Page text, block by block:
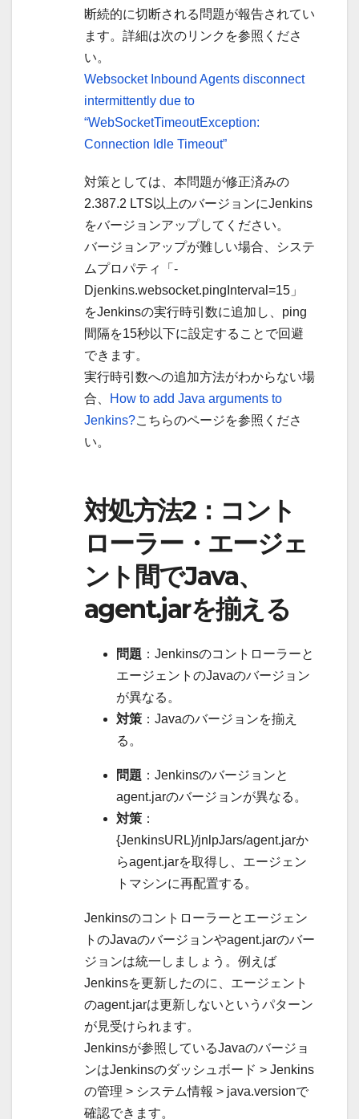
断続的に切断される問題が報告されてい
ます。詳細は次のリンクを参照くださ
い。
Websocket Inbound Agents disconnect
intermittently due to
“WebSocketTimeoutException:
Connection Idle Timeout”
対策としては、本問題が修正済みの
2.387.2 LTS以上のバージョンにJenkins
をバージョンアップしてください。
バージョンアップが難しい場合、システ
ムプロパティ「-
Djenkins.websocket.pingInterval=15」
をJenkinsの実行時引数に追加し、ping
間隔を15秒以下に設定することで回避
できます。
実行時引数への追加方法がわからない場
合、
How to add Java arguments to
Jenkins?こちらのページを参照くださ
い。
対処方法2：コント
ローラー・エージェ
ント間でJava、
agent.jarを揃える
問題 ：Jenkinsのコントローラーと
エージェントのJavaのバージョン
が異なる。
対策 ：Javaのバージョンを揃え
る。
問題 ：Jenkinsのバージョンと
agent.jarのバージョンが異なる。
対策 ：
{JenkinsURL}/jnlpJars/agent.jarか
らagent.jarを取得し、エージェン
トマシンに再配置する。
Jenkinsのコントローラーとエージェン
トのJavaのバージョンやagent.jarのバー
ジョンは統一しましょう。例えば
Jenkinsを更新したのに、エージェント
のagent.jarは更新しないというパターン
が見受けられます。
Jenkinsが参照しているJavaのバージョ
ンはJenkinsのダッシュボード > Jenkins
の管理 > システム情報 > java.versionで
確認できます。